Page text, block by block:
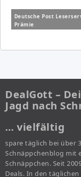
Deutsche Post
Prämie
DealGott –
Jagd nach
… vielfältig
spare täglich bei über
Schnäppchenblog mit
Schnäppchen. Seit
Deals. In den